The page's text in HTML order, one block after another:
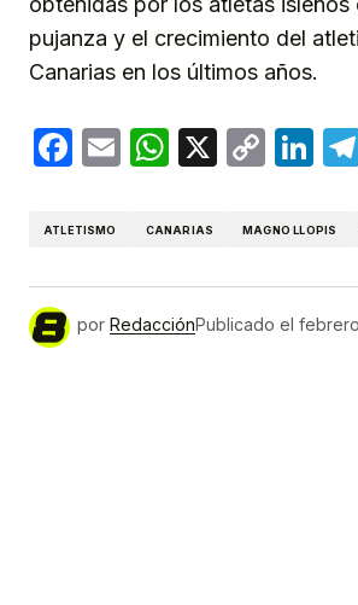
pujanza y el crecimiento del
Canarias en los últimos años.
Facebook
EmailWhatsApp
X
Copy
ATLETISMO CANARIAS MAGNO LLOPIS
por RedacciónPublicado el